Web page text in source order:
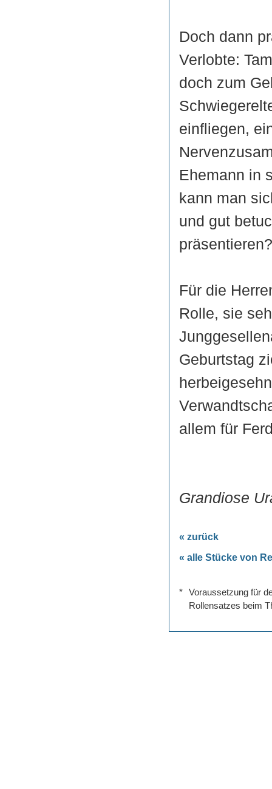
Doch dann
Verlobte:
doch zum
einfliegen,
Ehemann in
kann man
und gut
präsentieren?
Für die
Rolle, sie
Geburtstag
allem für
Grandiose
« zurück
« alle Stücke von
*
Voraussetzung für
Rollensatzes beim